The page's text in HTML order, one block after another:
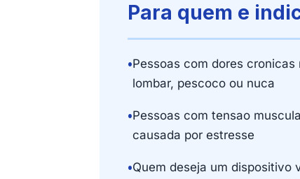
Para quem e
•Pessoas com dores cronicas
lombar, pescoco ou nuca
•Pessoas com tensao
causada por estresse
•Quem deseja um dispositivo